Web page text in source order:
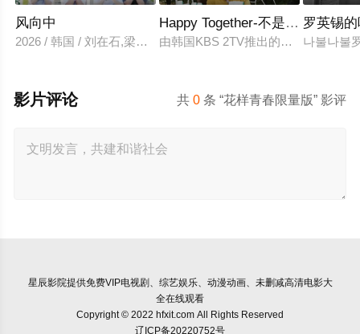
风向中
2026 / 韩国 / 刘在石,梁世灿
Happy Together-不是一个人真好
由韩国KBS 2TV推出的全新音乐综艺
罗英锡
나불나불
共0 条 “花样青春限量版” 影评
影片评论
星辰影院提供免费VIP电视剧、综艺娱乐、动漫动画、未删减高清电影大
全在线观看
Copyright © 2022 hfxit.com All Rights Reserved
辽ICP备20220752号